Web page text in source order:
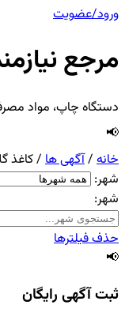
ورود/عضویت
مرجع
دستگاه چاپ، مواد
📢
خانه /آگهی ها /کاغذ
شهر:
شهر:
حذف فیلترها
📢
ثبت آگهی رایگان